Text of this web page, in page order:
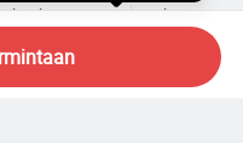
Privasi
Hubungi
Ltd. All Rights Reserved